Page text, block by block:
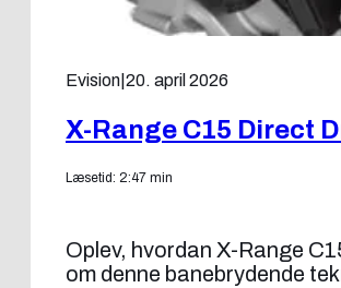
Evision 20. april 2026
X-Range C15 Direct
Læsetid: 2:47 min
Oplev, hvordan X-Range
om denne banebrydende